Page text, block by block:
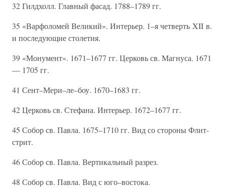
32 Гилдхолл. Главный фасад. 1788–1789 гг.
35 «Варфоломей Великий». Интерьер. 1–я четверть XII в.
и последующие столетия.
39 «Монумент». 1671–1677 гг. Церковь св. Магнуса. 1671
— 1705 гг.
41 Сент–Мери–ле–боу. 1670–1683 гг.
42 Церковь св. Стефана. Интерьер. 1672–1677 гг.
45 Собор св. Павла. 1675–1710 гг. Вид со стороны Флит-
стрит.
46 Собор св. Павла. Вертикальный разрез.
48 Собор св. Павла. Вид с юго–востока.